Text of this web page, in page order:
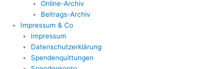
Online-Archiv
Beitrags-Archiv
Impressum & Co
Impressum
Datenschutzerklärung
Spendenquittungen